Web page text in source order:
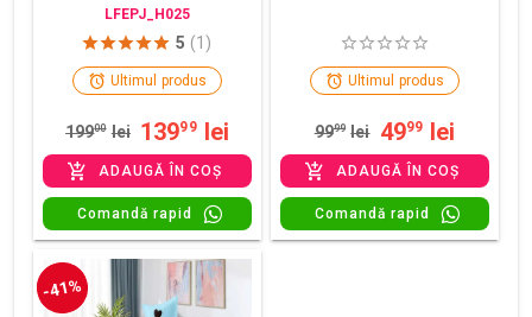
LFEPJ_H025
5 (1)
Ultimul produs
19900 lei 13999 lei
ADAUGĂ ÎN COȘ
Comandă rapid
Ultimul produs
9999 lei 4999 lei
ADAUGĂ ÎN COȘ
Comandă rapid
-41%